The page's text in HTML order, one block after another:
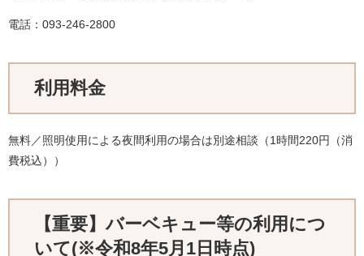
電話：093-246-2800
利用料金
無料／照明使用による夜間利用の場合は別途相談（1時間220円（消
費税込））
【重要】バーベキュー等の利用につ
いて(※令和8年5月1日時点)